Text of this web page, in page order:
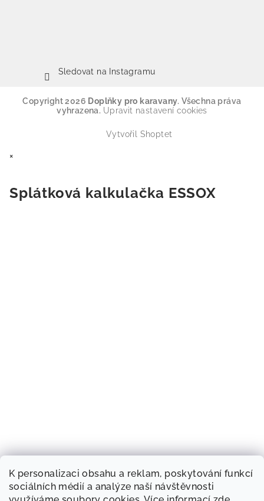
K personalizaci obsahu a reklam, poskytování funkcí
sociálních médií a analýze naší návštěvnosti
Sledovat na Instagramu
Copyright 2026 Doplňky pro karavany. Všechna práva
vyhrazena. Upravit nastavení cookies
Vytvořil Shoptet
×
Splátková kalkulačka ESSOX